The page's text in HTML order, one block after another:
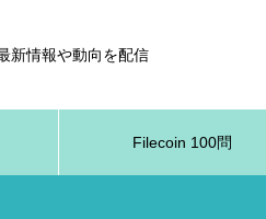
新情報や動向を配信
Filecoin 100問